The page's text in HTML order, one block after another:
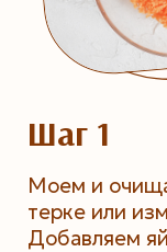
Шаг 1
Моем и
терке или
Добавляем